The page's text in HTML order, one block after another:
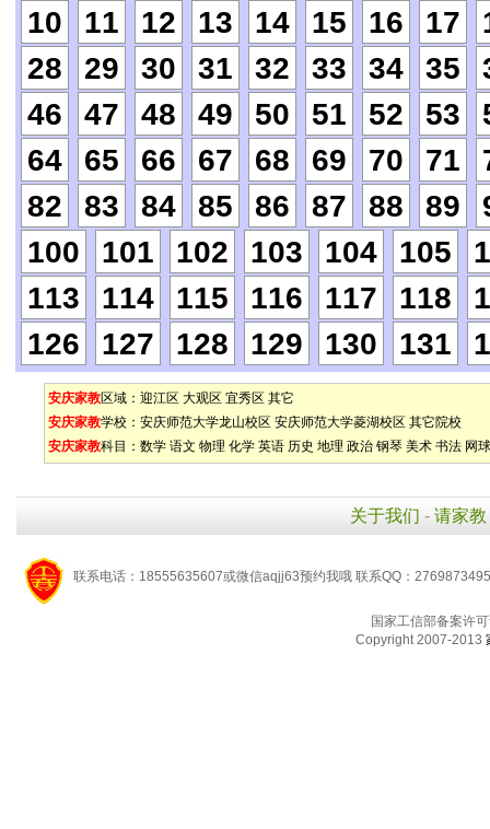
10
11 12 13 14 15 16 17
28
29 30 31 32 33 34 35
46
47 48 49 50 51 52 53
64
65 66 67 68 69 70 71
82
83 84 85 86 87 88 89
100
101 102 103 104 105
113
114 115 116 117 118
126
127 128 129 130 131
安庆家教区域： 迎江区 大观区 宜秀区 其它
安庆家教学校： 安庆师范大学龙山校区 安庆师范大学菱湖校区 其它院校
安庆家教科目： 数学 语文 物理 化学 英语 历史 地理 政治 钢琴 美术 书法 网球
关于我们 - 请家教
联系电话：18555635607或微信aqjj63预约我哦 联系QQ：
国家工信部备案许
Copyright 2007-2013